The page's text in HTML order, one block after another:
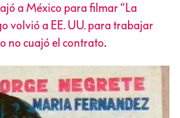
a México para filmar “La
volvió a EE. UU. para trabajar
no cuajó el contrato.